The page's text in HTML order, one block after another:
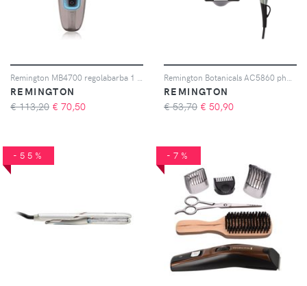
REMINGTON
€ 113,20 € 70,50
REMINGTON
€ 53,70 € 50,90
-55% -7%